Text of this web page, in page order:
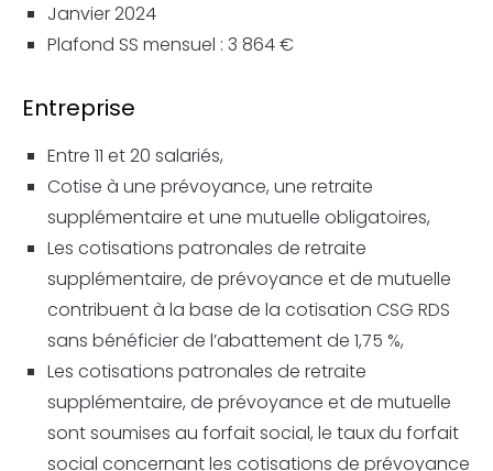
Janvier 2024
Plafond SS mensuel : 3 864 €
Entreprise
Entre 11 et 20 salariés,
Cotise à une prévoyance, une retraite
supplémentaire et une mutuelle obligatoires,
Les cotisations patronales de retraite
supplémentaire, de prévoyance et de mutuelle
contribuent à la base de la cotisation CSG RDS
sans bénéficier de l’abattement de 1,75 %,
Les cotisations patronales de retraite
supplémentaire, de prévoyance et de mutuelle
sont soumises au forfait social, le taux du forfait
social concernant les cotisations de prévoyance